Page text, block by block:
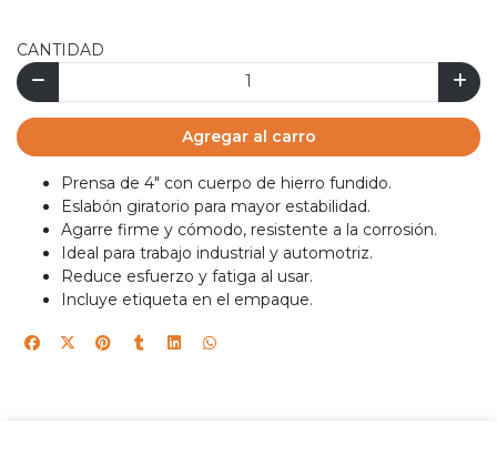
CANTIDAD
Agregar al carro
Prensa de 4" con cuerpo de hierro fundido.
Eslabón giratorio para mayor estabilidad.
Agarre firme y cómodo, resistente a la corrosión.
Ideal para trabajo industrial y automotriz.
Reduce esfuerzo y fatiga al usar.
Incluye etiqueta en el empaque.